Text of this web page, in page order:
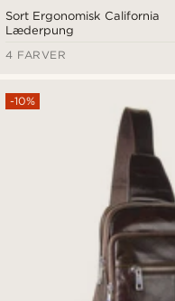
Sort Ergonomisk California
Læderpung
4 FARVER
-10%